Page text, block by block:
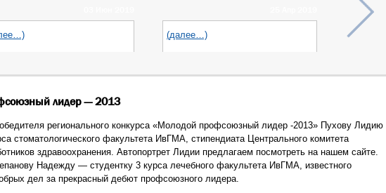
(далее…) (далее…)
лидер — 2013
регионального конкурса «Молодой профсоюзный лидер -2013» Пухову Лидию
стоматологического факультета ИвГМА, стипендиата Центрального комитета
здравоохранения. Автопортрет Лидии предлагаем посмотреть на нашем сайте.
Надежду — студентку 3 курса лечебного факультета ИвГМА, известного
дел за прекрасный дебют профсоюзного лидера.